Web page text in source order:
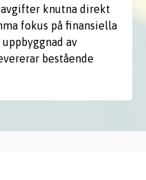
avgifter knutna direkt
fokus på finansiella
av
bestående